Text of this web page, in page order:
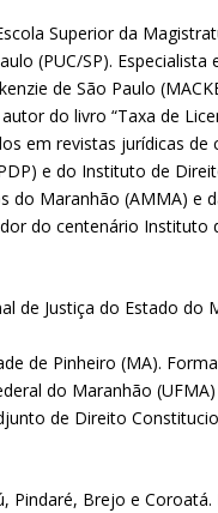
Superior da
(PUC/SP). Especialista
de São Paulo
do livro “Taxa de
em revistas jurídicas de
e do Instituto de
Maranhão (AMMA) e
do centenário Instituto
de Justiça do Estado do
de Pinheiro (MA).
do Maranhão
de Direito
Brejo e